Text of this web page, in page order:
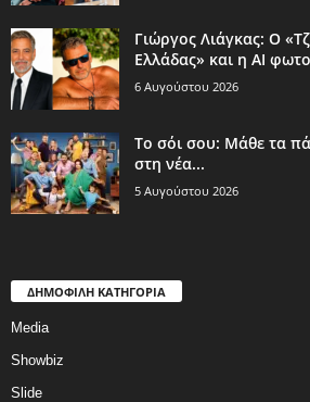
Γιώργος Λιάγκας: Ο
Ελλάδας» και η AI
6 Αυγούστου 2026
Το σόι σου: Μάθε τα
στη νέα...
5 Αυγούστου 2026
ΔΗΜΟΦΙΛΗ ΚΑΤΗΓΟΡΙΑ
Media
Showbiz
Slide